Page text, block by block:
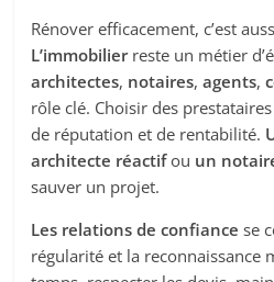
Rénover efficacement, c’est
L’immobilierreste un métier
architectes, notaires,agents,
rôle clé. Choisir des
de réputation et de rentabilité.
architecte réactifou un
sauver un projet.
Les relations de confiance se
régularité et la reconnaissance